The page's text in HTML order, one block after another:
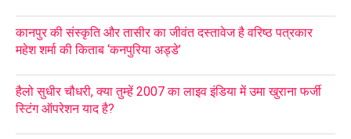
कानपुर की संस्कृति और तासीर का जीवंत दस्तावेज है वरिष्ठ पत्रकार
महेश शर्मा की किताब ‘कनपुरिया अड्डे’
हैलो सुधीर चौधरी, क्या तुम्हें 2007 का लाइव इंडिया में उमा खुराना फर्जी
स्टिंग ऑपरेशन याद है?